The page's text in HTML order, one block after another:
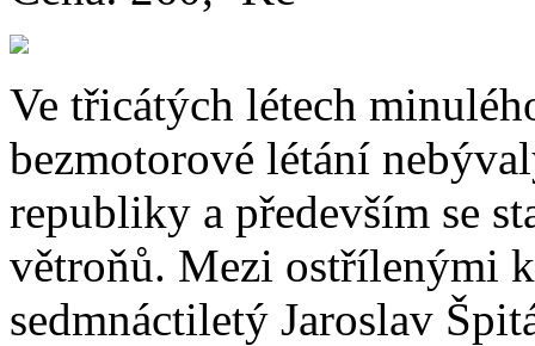
Ve třicátých létech
bezmotorové létání
republiky a především se
větroňů. Mezi ostřílenými
sedmnáctiletý Jaroslav